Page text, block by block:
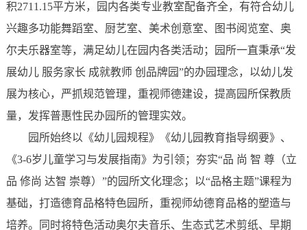
积2711.15平方米，园内各类专业教室配备齐全，有符合幼儿
兴趣多功能舞蹈室、厨艺室、美术创意室、图书阅览室、奥
尔夫乐器室等，满足幼儿在园内各类活动；园所一直秉承“发
展幼儿 服务家长 成就教师 创品牌园”的办园理念，以幼儿发
展为核心，严抓规范管理，重视师德建设，提高园所保教质
量，发挥普惠性民办园所的管理实效。
园所始终以《幼儿园规程》《幼儿园教育指导纲要》、
《3-6岁儿童学习与发展指南》为引领；夯实“品 尚 智 尊（立
品 修尚 达智 崇尊）”的园所文化理念；以“品格主题”课程为
基础，打造德育品格特色园所，重视师幼德育品格的塑造与
培养。同时将特色活动奥尔夫音乐、生态式艺术剪纸、早期